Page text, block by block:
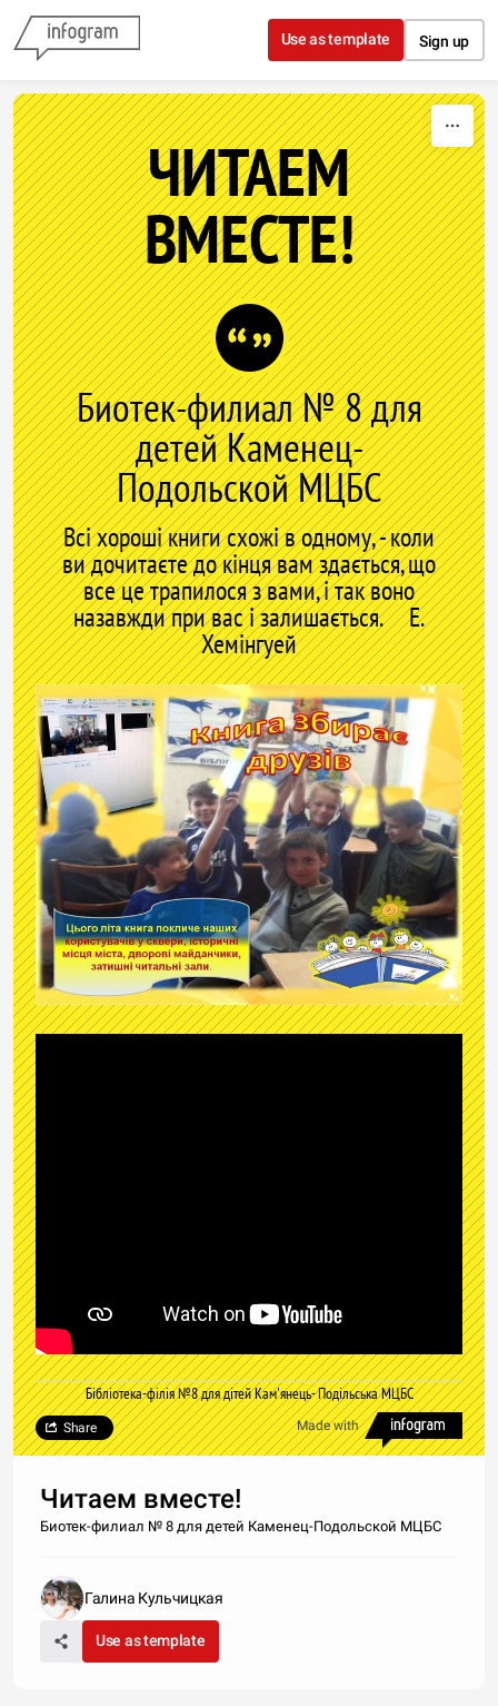
Skip to content
Use as template Sign up
ЧИТАЕМ
ВМЕСТЕ!
Биотек-филиал № 8 для
детей Каменец-
Подольской МЦБС
Всі хороші книги схожі в одному, - коли
ви дочитаєте до кінця вам здається, що
все це трапилося з вами, і так воно
назавжди при вас і залишається. Е.
Хемінгуей
Бібліотека-філія №8 для дітей Кам'янець- Подільська МЦБС
Made with
Share
Читаем вместе!
Биотек-филиал № 8 для детей Каменец-Подольской МЦБС
Галина Кульчицкая
Use as template